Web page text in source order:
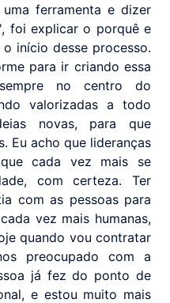
uma ferramenta e dizer
foi explicar o porquê e
início desse processo.
para ir criando essa
no centro do
valorizadas a todo
novas, para que
Eu acho que lideranças
que cada vez mais se
com certeza. Ter
com as pessoas para
vez mais humanas,
quando vou contratar
preocupado com a
já fez do ponto de
e estou muito mais